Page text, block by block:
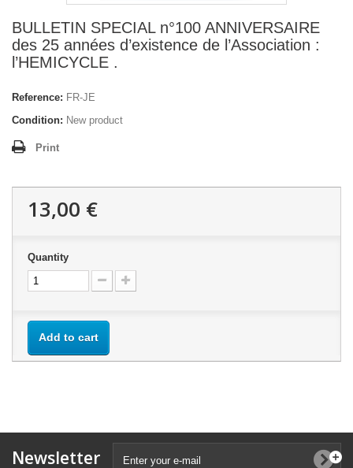
BULLETIN SPECIAL n°100 ANNIVERSAIRE
des 25 années d’existence de l’Association :
l’HEMICYCLE .
Reference: FR-JE
Condition: New product
Print
13,00 €
Quantity
Add to cart
Newsletter